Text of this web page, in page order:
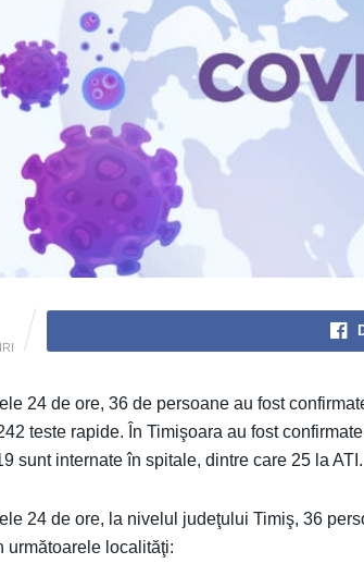
24 de ore, 36 de persoane au fost
teste rapide. În Timişoara au fost
sunt internate în spitale, dintre care 25 la ATI.
24 de ore, la nivelul judeţului Timiş, 36
următoarele localităţi: